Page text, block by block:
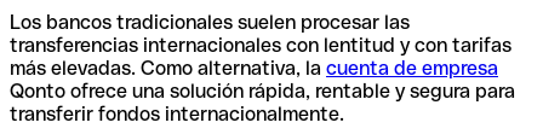
Los bancos tradicionales suelen procesar las
transferencias internacionales con lentitud y con tarifas
más elevadas. Como alternativa, la cuenta de empresa
Qonto ofrece una solución rápida, rentable y segura para
transferir fondos internacionalmente.